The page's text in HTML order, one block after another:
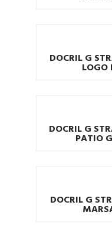
DOCRIL G
LOGO
DOCRIL G
PATIO
DOCRIL G